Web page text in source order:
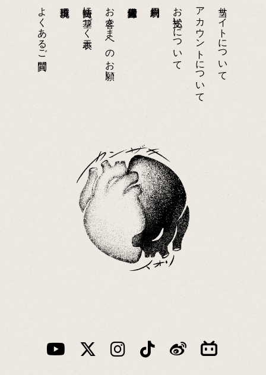
当サイトについて
アカウントについて
お支払いについて
お客さまへのお願い
特商法に基づく表示
よくあるご質問